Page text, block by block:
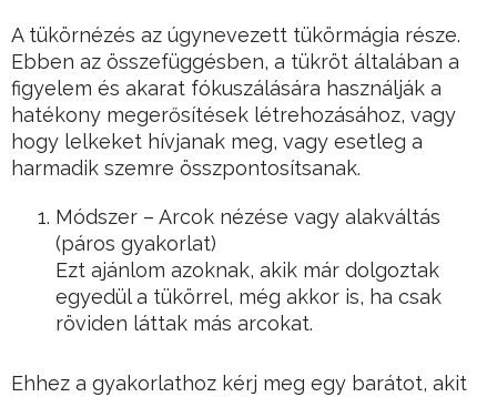
A tükörnézés az úgynevezett tükörmágia része.
Ebben az összefüggésben, a tükröt általában a
figyelem és akarat fókuszálására használják a
hatékony megerősítések létrehozásához, vagy
hogy lelkeket hívjanak meg, vagy esetleg a
harmadik szemre összpontosítsanak.
Módszer – Arcok nézése vagy alakváltás
(páros gyakorlat)
Ezt ajánlom azoknak, akik már dolgoztak
egyedül a tükörrel, még akkor is, ha csak
röviden láttak más arcokat.
Ehhez a gyakorlathoz kérj meg egy barátot, akit